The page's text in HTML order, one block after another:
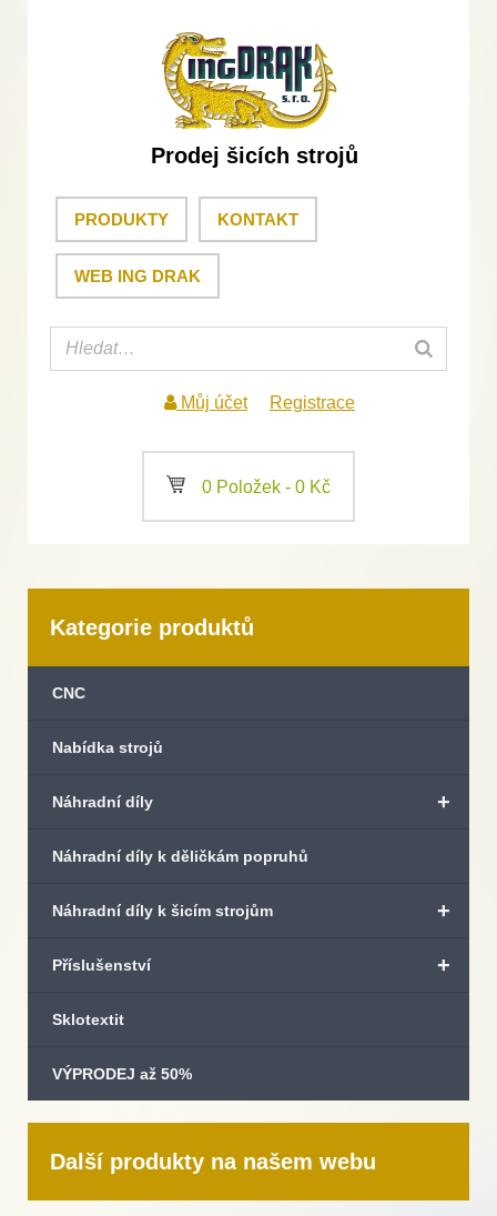
Prodej šicích strojů
PRODUKTY KONTAKT
WEB ING DRAK
Můj účet Registrace
a 0 Položek - 0 Kč
Kategorie produktů
CNC
Nabídka strojů
+
Náhradní díly
Náhradní díly k děličkám popruhů
+
Náhradní díly k šicím strojům
+
Příslušenství
Sklotextit
VÝPRODEJ až 50%
Další produkty na našem webu